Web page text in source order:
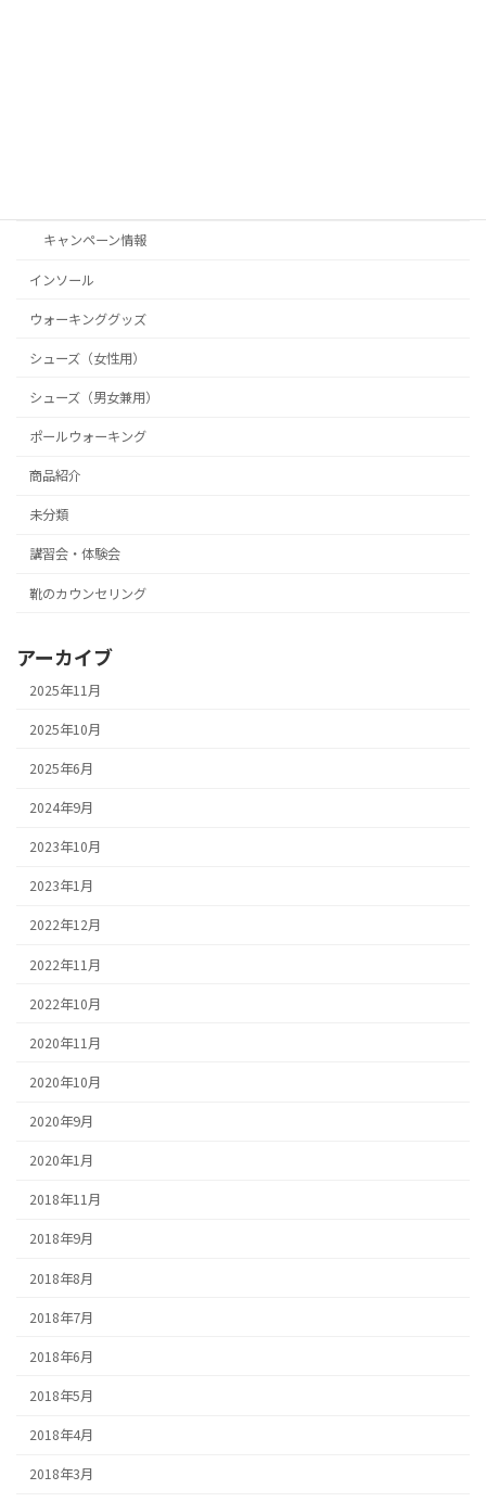
キャンペーン情報
インソール
ウォーキンググッズ
シューズ（女性用）
シューズ（男女兼用）
ポールウォーキング
商品紹介
未分類
講習会・体験会
靴のカウンセリング
アーカイブ
2025年11月
2025年10月
2025年6月
2024年9月
2023年10月
2023年1月
2022年12月
2022年11月
2022年10月
2020年11月
2020年10月
2020年9月
2020年1月
2018年11月
2018年9月
2018年8月
2018年7月
2018年6月
2018年5月
2018年4月
2018年3月